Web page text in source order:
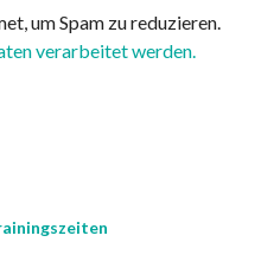
um Spam zu reduzieren.
verarbeitet werden.